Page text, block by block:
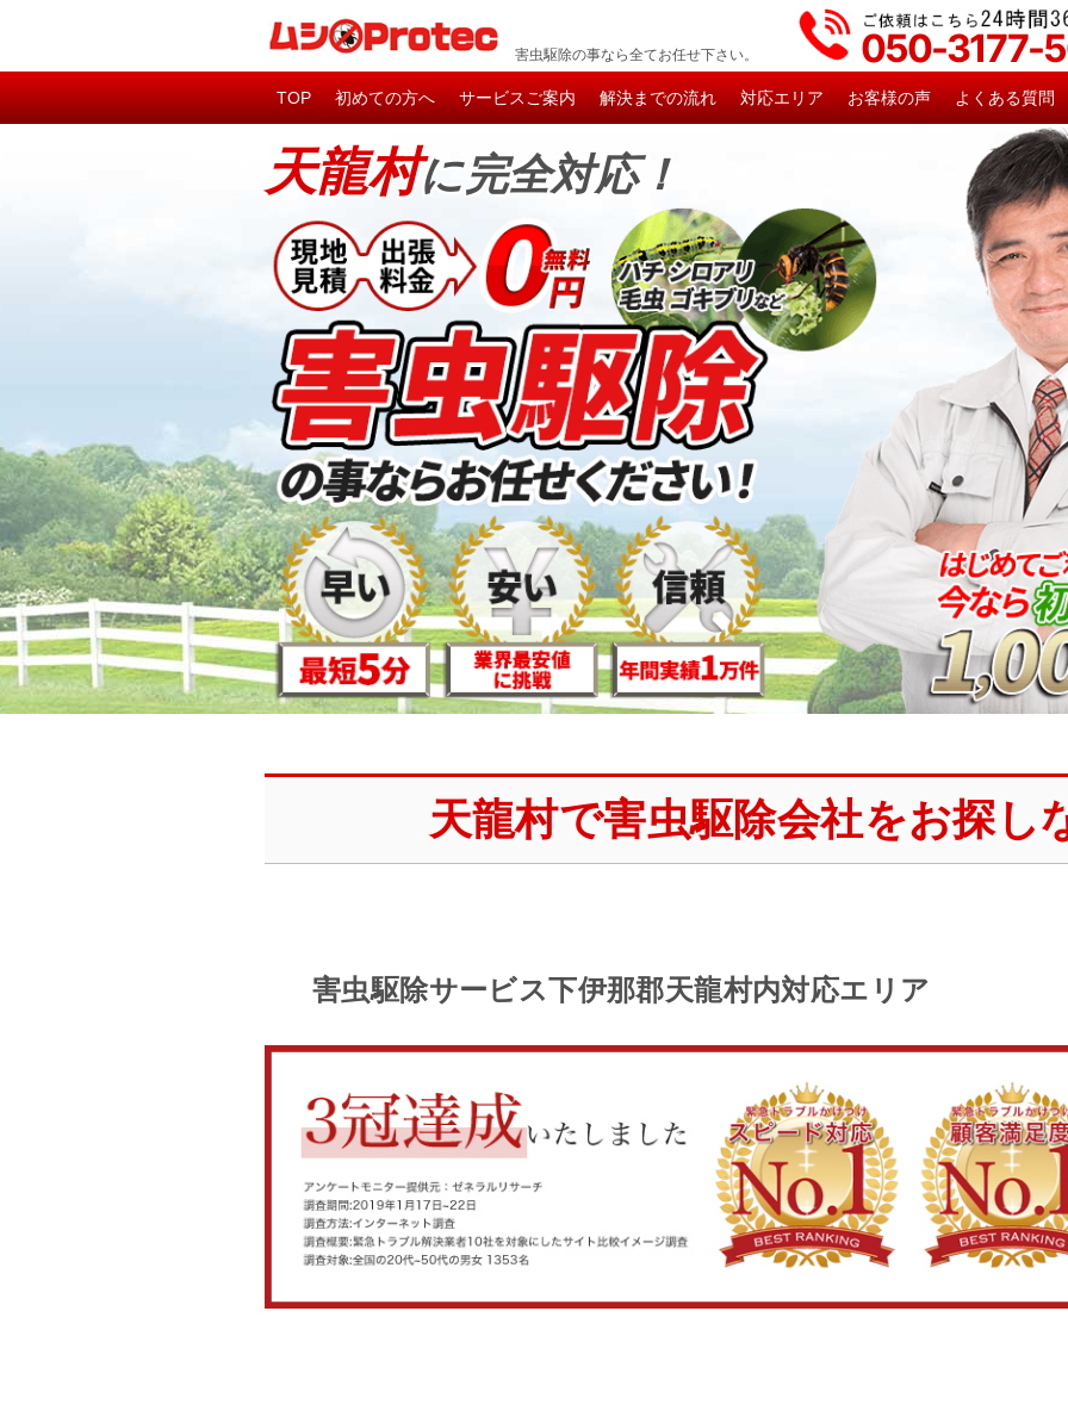
害虫駆除の事なら全てお任せ下さい。 050-3177-
TOP 初めての方へ サービスご案内 解決までの流れ 対応エリア お客様の声 よくある質問
天龍村に完全対応！
天龍村で害虫駆除会社をお探し
害虫駆除サービス下伊那郡天龍村内対応エリア